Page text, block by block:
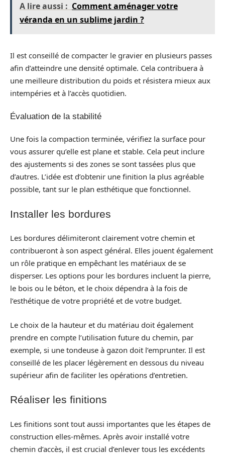
A lire aussi : Comment aménager votre
véranda en un sublime jardin ?
Il est conseillé de compacter le gravier en plusieurs passes
afin d’atteindre une densité optimale. Cela contribuera à
une meilleure distribution du poids et résistera mieux aux
intempéries et à l’accès quotidien.
Évaluation de la stabilité
Une fois la compaction terminée, vérifiez la surface pour
vous assurer qu’elle est plane et stable. Cela peut inclure
des ajustements si des zones se sont tassées plus que
d’autres. L’idée est d’obtenir une finition la plus agréable
possible, tant sur le plan esthétique que fonctionnel.
Installer les bordures
Les bordures délimiteront clairement votre chemin et
contribueront à son aspect général. Elles jouent également
un rôle pratique en empêchant les matériaux de se
disperser. Les options pour les bordures incluent la pierre,
le bois ou le béton, et le choix dépendra à la fois de
l’esthétique de votre propriété et de votre budget.
Le choix de la hauteur et du matériau doit également
prendre en compte l’utilisation future du chemin, par
exemple, si une tondeuse à gazon doit l’emprunter. Il est
conseillé de les placer légèrement en dessous du niveau
supérieur afin de faciliter les opérations d’entretien.
Réaliser les finitions
Les finitions sont tout aussi importantes que les étapes de
construction elles-mêmes. Après avoir installé votre
chemin d’accès, il est crucial d’enlever tous les excédents